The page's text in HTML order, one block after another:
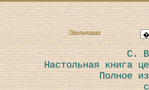
Предыдущая
С.
Настольная книга
Полное